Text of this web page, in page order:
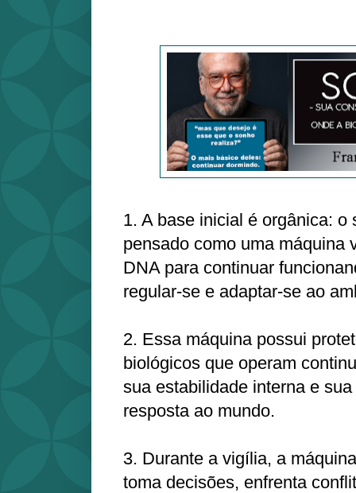
1. A base inicial é orgânica: o
pensado como uma máquina
DNA para continuar
regular-se e adaptar-se ao
2. Essa máquina possui
biológicos que operam
sua estabilidade interna e
resposta ao mundo.
3. Durante a vigília, a
toma decisões, enfrenta